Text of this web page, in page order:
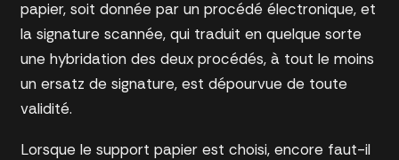
papier, soit donnée par un procédé électronique, et
la signature scannée, qui traduit en quelque sorte
une hybridation des deux procédés, à tout le moins
un ersatz de signature, est dépourvue de toute
validité.
Lorsque le support papier est choisi, encore faut-il